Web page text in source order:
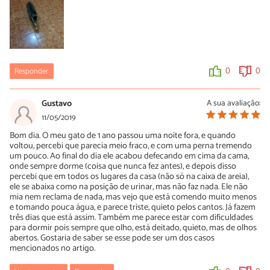
se não me engano, para poder liberar a urina com mais facilidade,
mas o gato ficava bem "grogue". Daí parei e comecei a apertar
sem o remédio, apenas tentando relaxar ele. Um problema que
você pode ter é se seu gato for muito arisco, ele pode tentar
arranhar ou morder você. No começo o meu fazia isto, mas agora
deitando ele de lado e levantando uma das pernas traseiras com
a mão esquerda e apertando com a direita. O veterinário apertava
com ele em pé. Enfim, espero que tenha ajudado e que seu gato
melhore totalmente sem sequelas, sem que seja preciso apertar a
bexiga. Mas se preciso for, pode parecer difícil no começo, eu
pensei que não ia conseguir, mas não desisti e consegui. Hoje
acho relativamente fácil.
0
Responder 0 0
A sua avaliação:
Gustavo
11/05/2019
Bom dia. O meu gato de 1 ano passou uma noite fora, e quando
voltou, percebi que parecia meio fraco, e com uma perna tremendo
um pouco. Ao final do dia ele acabou defecando em cima da cama,
onde sempre dorme (coisa que nunca fez antes), e depois disso
percebi que em todos os lugares da casa (não só na caixa de areia),
ele se abaixa como na posição de urinar, mas não faz nada. Ele não
mia nem reclama de nada, mas vejo que está comendo muito menos
e tomando pouca água, e parece triste, quieto pelos cantos. Já fazem
três dias que está assim. Também me parece estar com dificuldades
para dormir pois sempre que olho, está deitado, quieto, mas de olhos
abertos. Gostaria de saber se esse pode ser um dos casos
mencionados no artigo.